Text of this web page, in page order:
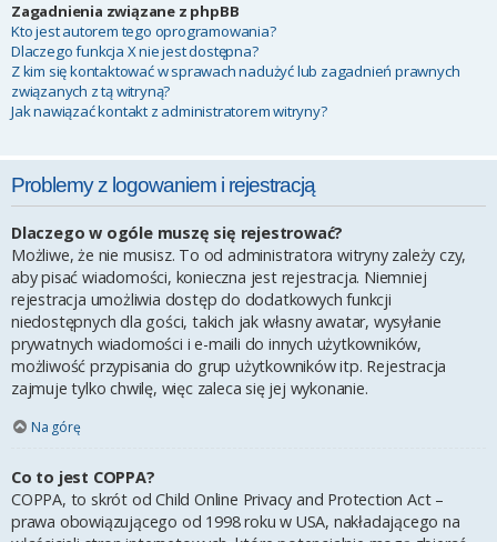
Zagadnienia związane z phpBB
Kto jest autorem tego oprogramowania?
Dlaczego funkcja X nie jest dostępna?
Z kim się kontaktować w sprawach nadużyć lub zagadnień prawnych
związanych z tą witryną?
Jak nawiązać kontakt z administratorem witryny?
Problemy z logowaniem i rejestracją
Dlaczego w ogóle muszę się rejestrować?
Możliwe, że nie musisz. To od administratora witryny zależy czy,
aby pisać wiadomości, konieczna jest rejestracja. Niemniej
rejestracja umożliwia dostęp do dodatkowych funkcji
niedostępnych dla gości, takich jak własny awatar, wysyłanie
prywatnych wiadomości i e-maili do innych użytkowników,
możliwość przypisania do grup użytkowników itp. Rejestracja
zajmuje tylko chwilę, więc zaleca się jej wykonanie.
Na górę
Co to jest COPPA?
COPPA, to skrót od Child Online Privacy and Protection Act –
prawa obowiązującego od 1998 roku w USA, nakładającego na